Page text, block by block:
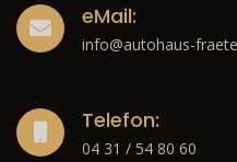
eMail:
info@autohaus-
Telefon:
04 31 / 54 80 60